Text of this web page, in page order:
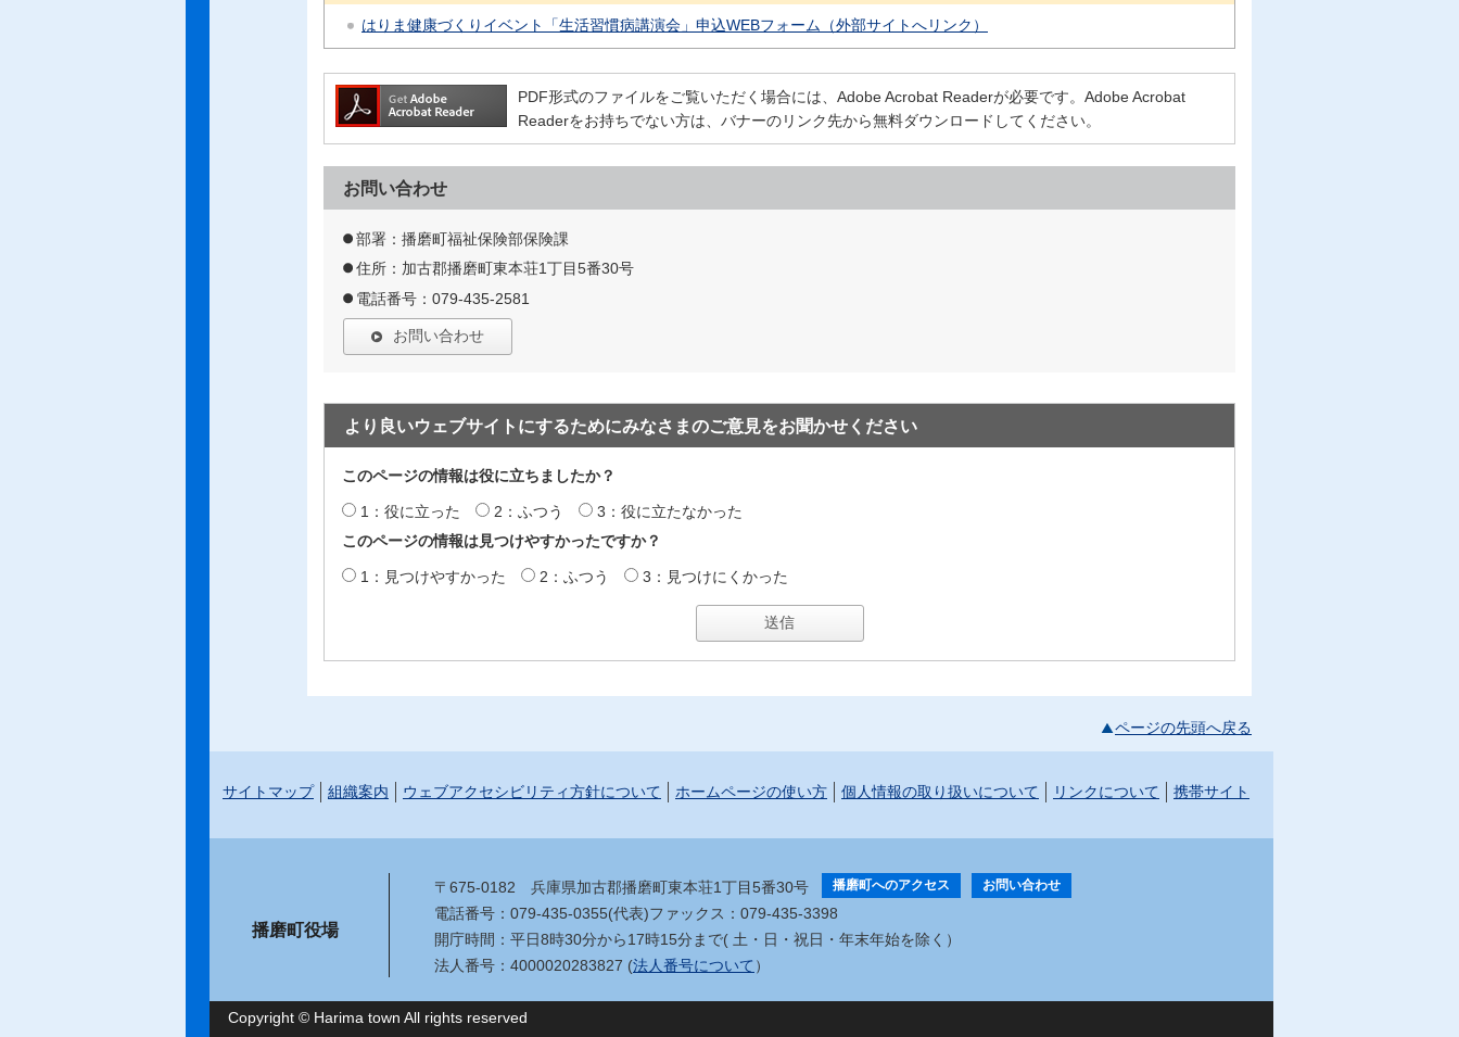
はりま健康づくりイベント「生活習慣病講演会」申込WEBフォーム（外部サイトへリンク）
PDF形式のファイルをご覧いただく場合には、Adobe Acrobat Readerが必要です。Adobe Acrobat
Readerをお持ちでない方は、バナーのリンク先から無料ダウンロードしてください。
お問い合わせ
部署：播磨町福祉保険部保険課
住所：加古郡播磨町東本荘1丁目5番30号
電話番号：079-435-2581
お問い合わせ
より良いウェブサイトにするためにみなさまのご意見をお聞かせください
このページの情報は役に立ちましたか？
1：役に立った 2：ふつう
3：役に立たなかった
このページの情報は見つけやすかったですか？
1：見つけやすかった 2：ふつう 3：見つけにくかった
ページの先頭へ戻る
サイトマップ 組織案内 ウェブアクセシビリティ方針について ホームページの使い方 個人情報の取り扱いについて リンクについて 携帯サイト
播磨町役場
〒675-0182 兵庫県加古郡播磨町東本荘1丁目5番30号 播磨町へのアクセス お問い合わせ
電話番号：079-435-0355(代表)ファックス：079-435-3398
開庁時間：平日8時30分から17時15分まで( 土・日・祝日・年末年始を除く）
法人番号：4000020283827 (法人番号について ）
Copyright © Harima town All rights reserved